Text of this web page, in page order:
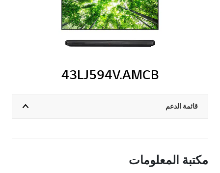
43LJ594V.AMCB
قائمة الدعم
مكتبة المعلومات